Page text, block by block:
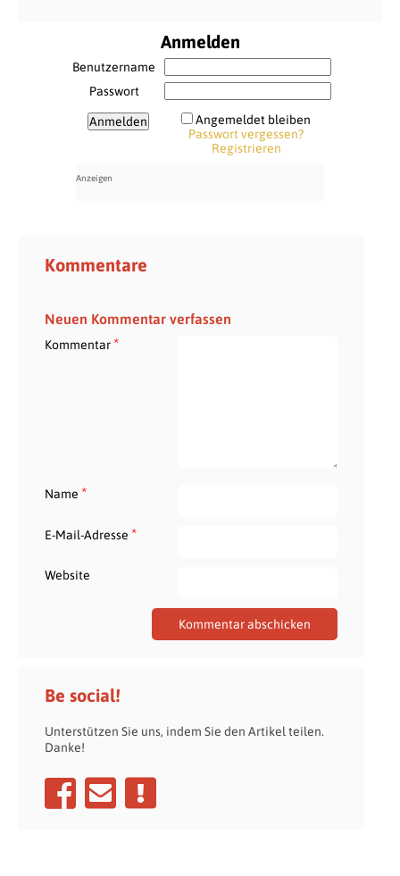
Anmelden
Benutzername
Passwort
Angemeldet bleiben
Passwort vergessen?
Registrieren
Kommentare
Neuen Kommentar verfassen
Kommentar*
Name *
E-Mail-Adresse *
Website
Be social!
Unterstützen Sie uns, indem Sie den Artikel teilen.
Danke!